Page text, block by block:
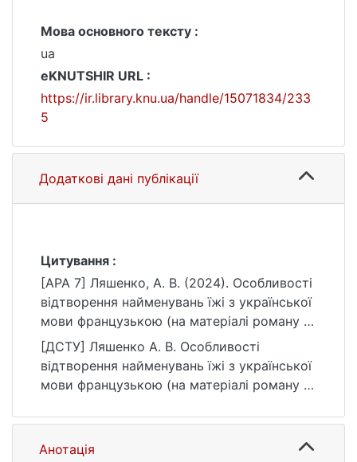
Мова основного тексту :
ua
eKNUTSHIR URL :
https://ir.library.knu.ua/handle/15071834/233
5
Додаткові дані публікації
Цитування :
[APA 7] Ляшенко, А. В. (2024). Особливості
відтворення найменувань їжі з української
мови французькою (на матеріалі роману С.
Андрухович «Фелікс Австрія» та його
французького перекладу) [Магістерська
робота, Київський національний
університет імені Тараса Шевченка].
eKNUTSHIR.
5
[ДСТУ] Ляшенко А. В. Особливості
відтворення найменувань їжі з української
мови французькою (на матеріалі роману С.
французького перекладу) : кваліфікаційна
робота магістра : 035 Філологія / наук.
Анотація